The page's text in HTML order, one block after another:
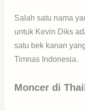
Salah satu nama
untuk Kevin Diks
satu bek kanan
Timnas Indonesia.
Moncer di